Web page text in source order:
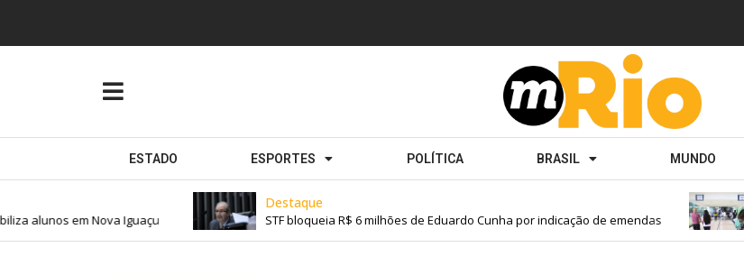
ESTADO ESPORTES POLÍTICA BRASIL MUNDO
Destaque
STF bloqueia R$ 6 milhões de Eduardo Cunha por indicação de emendas
alunos em Nova Iguaçu